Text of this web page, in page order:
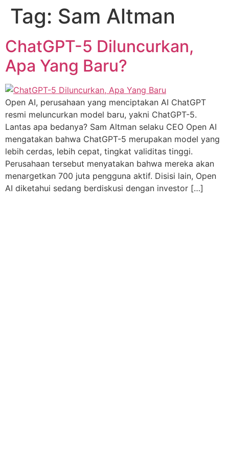
Tag: Sam Altman
ChatGPT-5 Diluncurkan,
Apa Yang Baru?
Open AI, perusahaan yang menciptakan AI ChatGPT
resmi meluncurkan model baru, yakni ChatGPT-5.
Lantas apa bedanya? Sam Altman selaku CEO Open AI
mengatakan bahwa ChatGPT-5 merupakan model yang
lebih cerdas, lebih cepat, tingkat validitas tinggi.
Perusahaan tersebut menyatakan bahwa mereka akan
menargetkan 700 juta pengguna aktif. Disisi lain, Open
AI diketahui sedang berdiskusi dengan investor […]